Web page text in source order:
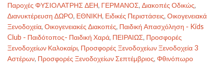
Παροχές ΦΥΣΙΟΛΑΤΡΗΣ ΔΕΗ, ΓΕΡΜΑΝΟΣ, Διακοπές Οδικώς,
Διανυκτέρευση ΔΩΡΟ, ΕΘΝΙΚΗ, Ειδικές Περιστάσεις, Οικογενειακά
Ξενοδοχεία, Οικογενειακές Διακοπές, Παιδική Απασχόληση - Kids
Club - Παιδότοπος- Παιδική Χαρά, ΠΕΙΡΑΙΩΣ, Προσφορές
Ξενοδοχείων Καλοκαίρι, Προσφορές Ξενοδοχείων Ξενοδοχεία 3
Αστέρων, Προσφορές Ξενοδοχείων Σεπτέμβριος, Φθινόπωρο